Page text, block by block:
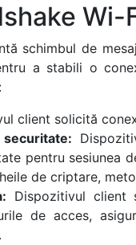
Wi-
schimbul de
a stabili o
client solicită
pentru sesiunea
de criptare,
Dispozitivul client
de acces,